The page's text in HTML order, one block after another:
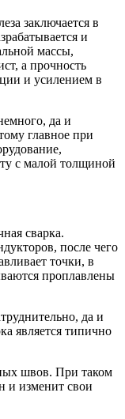
заключается в
и
массы,
а прочность
и усилением в
да и
главное при
с малой толщиной
сварка.
после чего
точки, в
проплавлены
да и
является типично
швов. При таком
и изменит свои